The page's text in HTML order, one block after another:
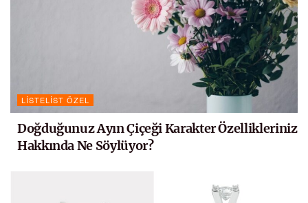
LISTELIST ÖZEL
Doğduğunuz Ayın Çiçeği Karakter Özellikleriniz
Hakkında Ne Söylüyor?